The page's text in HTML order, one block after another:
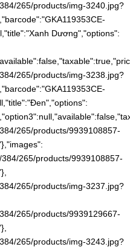
265/products/img-3240.jpg?
Dương","options":
265/products/img-3238.jpg?
265/products/9939108857-
265/products/9939108857-
265/products/img-3237.jpg?
265/products/9939129667-
265/products/img-3243.jpg?